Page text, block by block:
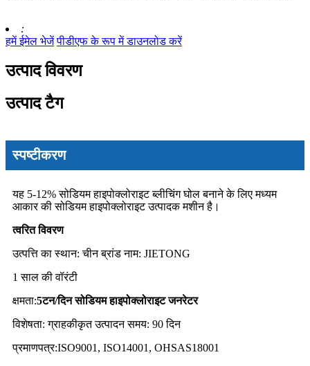
:
हमें ईमेल भेजें पीडीएफ के रूप में डाउनलोड करें
उत्पाद विवरण
उत्पाद टैग
स्पष्टीकरण
यह 5-12% सोडियम हाइपोक्लोराइट ब्लीचिंग घोल बनाने के लिए मध्यम
आकार की सोडियम हाइपोक्लोराइट उत्पादक मशीन है।
त्वरित विवरण
उत्पत्ति का स्थान: चीन ब्रांड नाम: JIETONG
1 साल की वॉरंटी
क्षमता:5टन/दिन सोडियम हाइपोक्लोराइट जनरेटर
विशेषता: ग्राहकीकृत उत्पादन समय: 90 दिन
प्रमाणपत्र:ISO9001, ISO14001, OHSAS18001